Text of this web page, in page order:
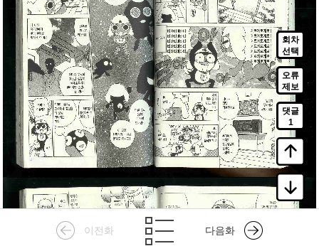
이전화 다음화
회차
선택
오류
제보
댓글
1